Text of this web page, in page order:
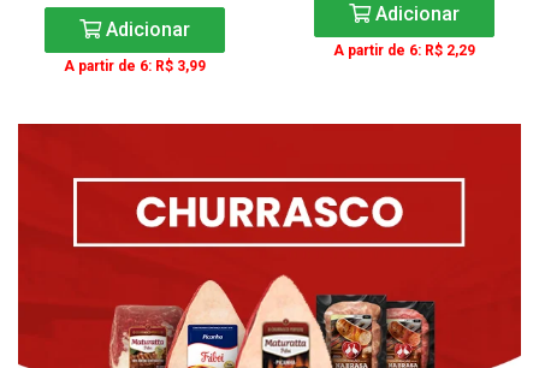
Adicionar
A partir de 6: R$ 3,99
Adicionar
A partir de 6: R$ 2,29